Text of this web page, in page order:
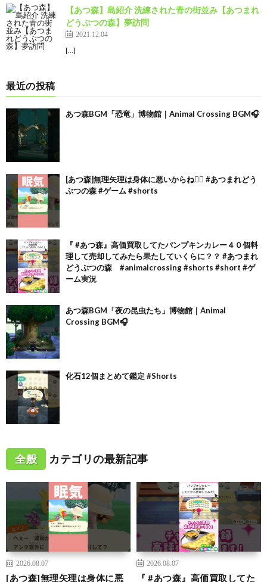
【あつ森】島紹介 洗練された青の街並み【あつまれ
どうぶつの森】夢訪問
2021.12.04
[…]
最近の投稿
あつ森BGM「恐竜」博物館｜Animal Crossing BGM🎧
[あつ森]無理矢理は身体に悪いからね🙂‍↕️ #あつまれどう
ぶつの森 #ゲーム #shorts
『 #あつ森』高価買取してたパンプキンカレー４０個料
理して売却してみたら果たしていくらに？？ #あつまれ
どうぶつの森 #animalcrossing #shorts #short #ゲ
ーム実況
あつ森BGM「夜の昆虫たち」博物館｜Animal
Crossing BGM🎧
化石12個まとめて鑑定 #Shorts
全般 カテゴリの最新記事
2026.08.07
[あつ森]無理矢理は身体に悪
2026.08.07
『 #あつ森』高価買取してた